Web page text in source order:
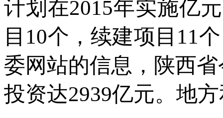
计划在2015年实施亿
目10个，续建项目11
委网站的信息，陕西
投资达2939亿元。地